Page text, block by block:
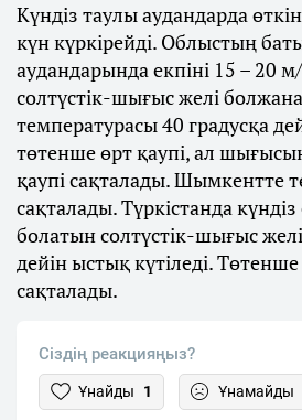
Күндіз таулы аудандарда
күн күркірейді. Облыстың
аудандарында екпіні 15 – 20
солтүстік-шығыс желі
температурасы 40 градусқа
төтенше өрт қаупі, ал
қаупі сақталады. Шымкентте
сақталады. Түркістанда
болатын солтүстік-шығыс
дейін ыстық күтіледі. Төтенше
сақталады.
Сіздің реакцияңыз?
Ұнайды 1 Ұнамайды